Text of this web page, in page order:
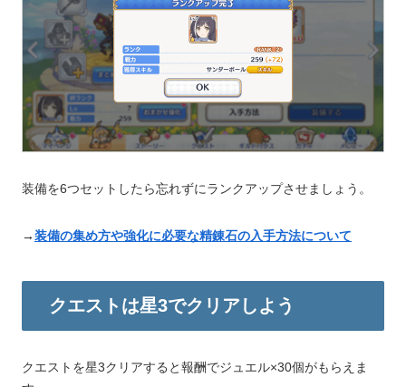
装備を6つセットしたら忘れずにランクアップさせましょう。
→装備の集め方や強化に必要な精錬石の入手方法について
クエストは星3でクリアしよう
クエストを星3クリアすると報酬でジュエル×30個がもらえま